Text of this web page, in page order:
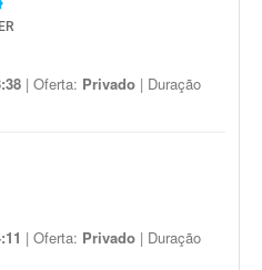
| Oferta: Privado | Duração
| Oferta: Privado | Duração